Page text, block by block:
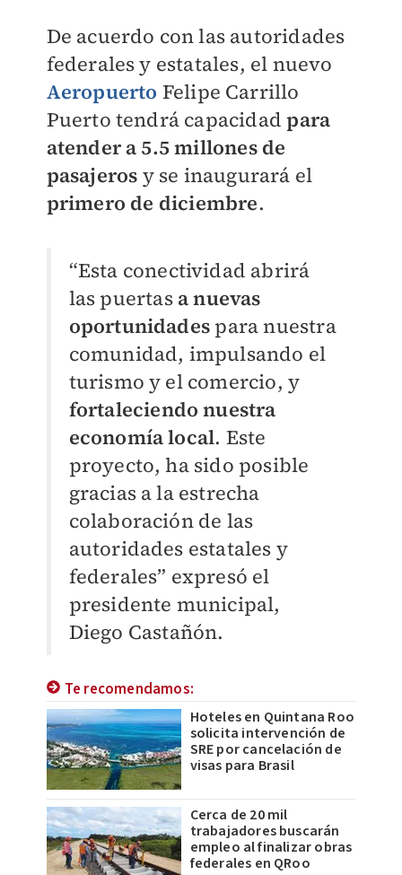
De acuerdo con las autoridades
federales y estatales, el nuevo
Aeropuerto Felipe Carrillo
Puerto tendrá capacidadpara
atender a 5.5 millones de
pasajeros y se inaugurará el
primero de diciembre.
“Esta conectividad abrirá
las puertas a nuevas
oportunidades para nuestra
comunidad, impulsando el
turismo y el comercio, y
fortaleciendo nuestra
economía local. Este
proyecto, ha sido posible
gracias a la estrecha
colaboración de las
autoridades estatales y
federales” expresó el
presidente municipal,
Diego Castañón.
Te recomendamos:
Hoteles en Quintana Roo
solicita intervención de
SRE por cancelación de
visas para Brasil
Cerca de 20 mil
trabajadores buscarán
empleo al finalizar obras
federales en QRoo